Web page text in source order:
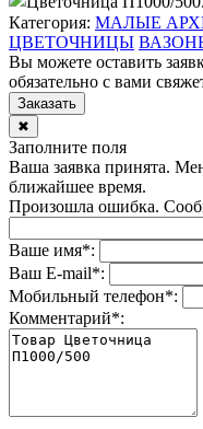
Категория: МАЛЫЕ
ЦВЕТОЧНИЦЫ
Вы можете оставить
обязательно с вами
Заказать
✖
Заполните поля
Ваша заявка принята.
ближайшее время.
Произошла ошибка.
Ваше имя*:
Ваш E-mail*:
Мобильный телефон*:
Комментарий*: